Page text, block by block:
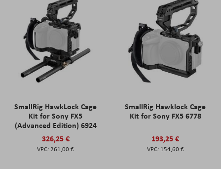
SmallRig HawkLock Cage
Kit for Sony FX5
(Advanced Edition) 6924
326,25 €
261,00 €
SmallRig Hawklock Cage
Kit for Sony FX5 6778
193,25 €
154,60 €